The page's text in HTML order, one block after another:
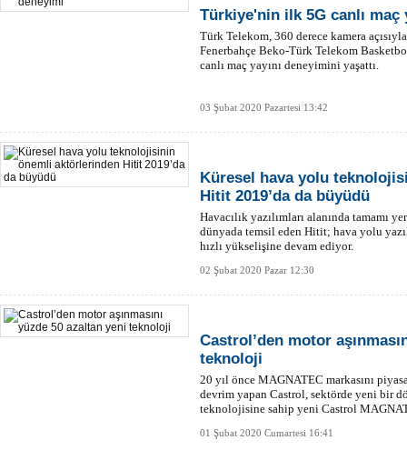
Türkiye'nin ilk 5G canlı maç
Türk Telekom, 360 derece kamera
Fenerbahçe Beko-Türk Telekom
canlı maç yayını deneyimini yaşattı.
03 Şubat 2020 Pazartesi 13:42
Küresel hava yolu
Hitit 2019’da da büyüdü
Havacılık yazılımları alanında
dünyada temsil eden Hitit; hava yolu
hızlı yükselişine devam ediyor.
02 Şubat 2020 Pazar 12:30
Castrol’den motor
teknoloji
20 yıl önce MAGNATEC markasını
devrim yapan Castrol, sektörde yeni bir
teknolojisine sahip yeni Castrol
01 Şubat 2020 Cumartesi 16:41